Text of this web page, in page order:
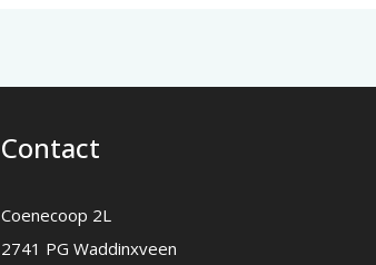
Contact
Coenecoop 2L
2741 PG Waddinxveen